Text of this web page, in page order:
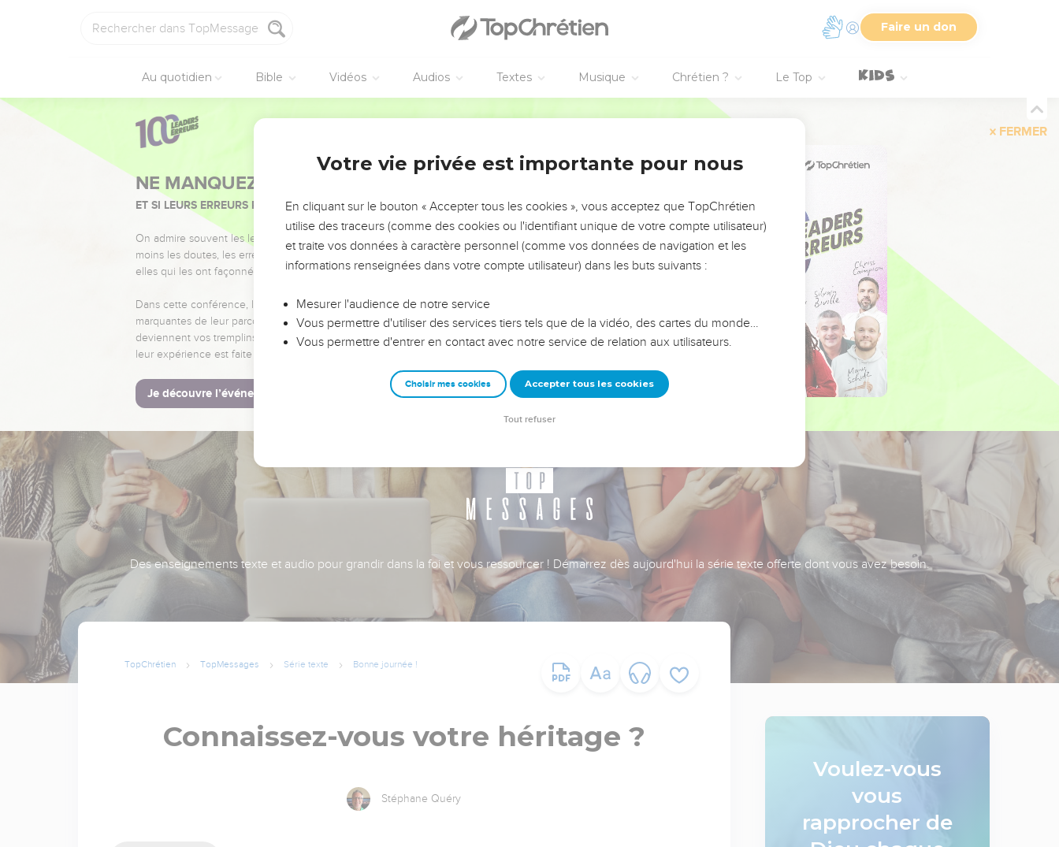
Faire un don
Au quotidien Bible Vidéos Audios Textes Musique Chrétien ? Le Top
FERMER
NE MANQUEZ PAS L’ÉVÉNEMENT DE L’ANNÉE !
ET SI LEURS ERREURS POUVAIENT VOUS ÉVITER LES VOTRES ?
On admire souvent les leaders pour leurs réussites, leur impact, leur foi ou leur vision. Mais on voit
moins les doutes, les erreurs et les saisons difficiles qu'ils ont traversés, alors même que ce sont
elles qui les ont façonnés.
Dans cette conférence, leaders, entrepreneurs, et responsables reviennent sur les erreurs
marquantes de leur parcours et les clés pour avancer avec plus de sagesse afin que leurs erreurs
deviennent vos tremplins. Que vous guidiez un ministère, une équipe, un groupe ou une famille,
leur expérience est faite pour vous.
Je découvre l’événement
Des enseignements texte et audio pour grandir dans la foi et vous ressourcer ! Démarrez dès aujourd'hui la série texte offerte dont vous avez besoin.
TopChrétien TopMessages Série texte Bonne journée !
Connaissez-vous votre héritage ?
Stéphane Quéry
Voulez-vous
vous
rapprocher de
Votre vie privée est importante pour nous
En cliquant sur le bouton « Accepter tous les cookies », vous acceptez que TopChrétien
utilise des traceurs (comme des cookies ou l'identifiant unique de votre compte utilisateur)
et traite vos données à caractère personnel (comme vos données de navigation et les
informations renseignées dans votre compte utilisateur) dans les buts suivants :
Mesurer l'audience de notre service
Vous permettre d'utiliser des services tiers tels que de la vidéo, des cartes du monde…
Vous permettre d'entrer en contact avec notre service de relation aux utilisateurs.
Choisir mes cookies Accepter tous les cookies
Tout refuser